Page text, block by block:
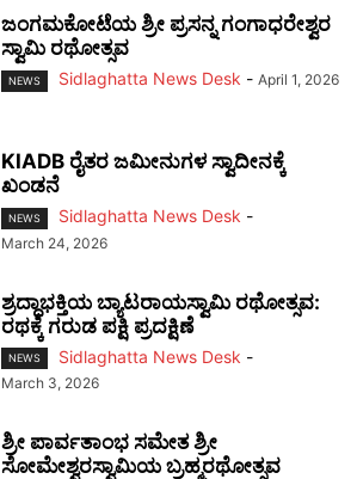
ಜಂಗಮಕೋಟೆಯ ಶ್ರೀ ಪ್ರಸನ್ನ ಗಂಗಾಧರೇಶ್ವರ
ಸ್ವಾಮಿ ರಥೋತ್ಸವ
NEWS Sidlaghatta News Desk - April 1, 2026
KIADB ರೈತರ ಜಮೀನುಗಳ ಸ್ವಾದೀನಕ್ಕೆ
ಖಂಡನೆ
NEWS Sidlaghatta News Desk -
March 24, 2026
ಶ್ರದ್ಧಾಭಕ್ತಿಯ ಬ್ಯಾಟರಾಯಸ್ವಾಮಿ ರಥೋತ್ಸವ:
ರಥಕ್ಕೆ ಗರುಡ ಪಕ್ಷಿ ಪ್ರದಕ್ಷಿಣೆ
NEWS Sidlaghatta News Desk -
March 3, 2026
ಶ್ರೀ ಪಾರ್ವತಾಂಭ ಸಮೇತ ಶ್ರೀ
ಸೋಮೇಶ್ವರಸ್ವಾಮಿಯ ಬ್ರಹ್ಮರಥೋತ್ಸವ